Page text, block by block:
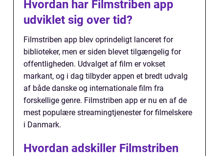
Hvordan har Filmstriben app
udviklet sig over tid?
Filmstriben app blev oprindeligt lanceret for
biblioteker, men er siden blevet tilgængelig for
offentligheden. Udvalget af film er vokset
markant, og i dag tilbyder appen et bredt udvalg
af både danske og internationale film fra
forskellige genre. Filmstriben app er nu en af de
mest populære streamingtjenester for filmelskere
i Danmark.
Hvordan adskiller Filmstriben